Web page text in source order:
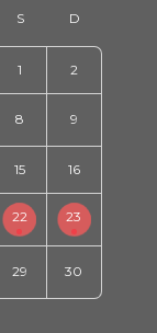
1 2
8 9
15 16
22 23
29 30